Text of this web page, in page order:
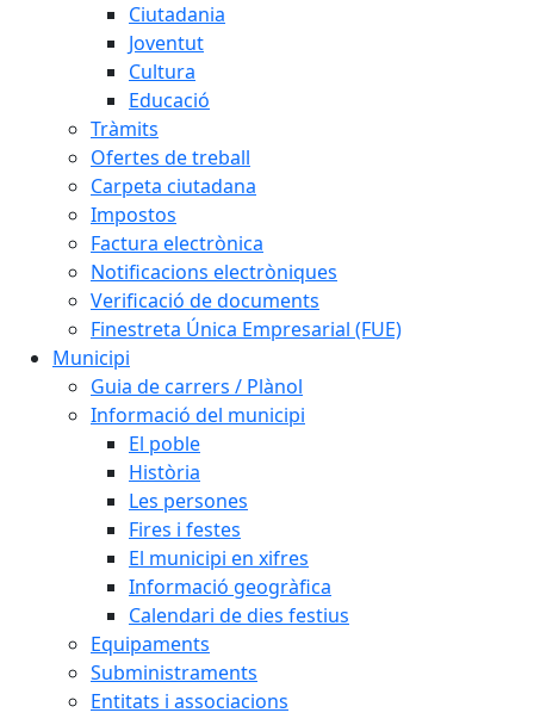
Ciutadania
Joventut
Cultura
Educació
Tràmits
Ofertes de treball
Carpeta ciutadana
Impostos
Factura electrònica
Notificacions electròniques
Verificació de documents
Finestreta Única Empresarial (FUE)
Municipi
Guia de carrers / Plànol
Informació del municipi
El poble
Història
Les persones
Fires i festes
El municipi en xifres
Informació geogràfica
Calendari de dies festius
Equipaments
Subministraments
Entitats i associacions